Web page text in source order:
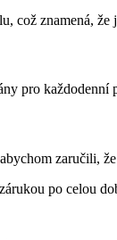
znamená,
pro
zaručili,
po celou